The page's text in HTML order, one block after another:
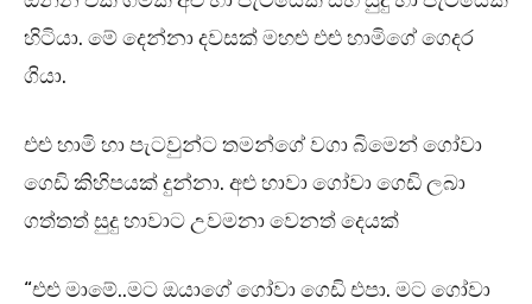
හිටියා. මේ දෙන්නා දවසක් මහළු එළු හාමිගේ ගෙදර
ගියා.
එළු හාමි හා පැටවුන්ට තමන්ගේ වගා බිමෙන් ගෝවා
ගෙඩි කිහිපයක් දුන්නා. අළු හාවා ගෝවා ගෙඩි ලබා
ගත්තත් සුදු හාවාට උවමනා වෙනත් දෙයක්
“එළු මාමේ..මට ඔයාගේ ගෝවා ගෙඩි එපා. මට ගෝවා